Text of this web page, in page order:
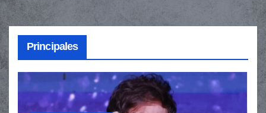
Principales